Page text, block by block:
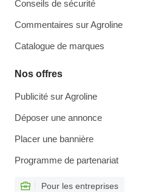
Conseils de sécurité
Commentaires sur Agroline
Catalogue de marques
Nos offres
Publicité sur Agroline
Déposer une annonce
Placer une bannière
Programme de partenariat
Pour les entreprises